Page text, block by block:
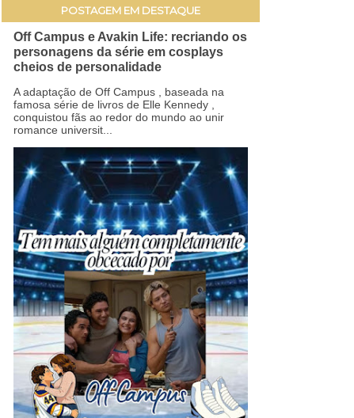
POSTAGEM EM DESTAQUE
Off Campus e Avakin Life: recriando os
personagens da série em cosplays
cheios de personalidade
A adaptação de Off Campus , baseada na
famosa série de livros de Elle Kennedy ,
conquistou fãs ao redor do mundo ao unir
romance universit...